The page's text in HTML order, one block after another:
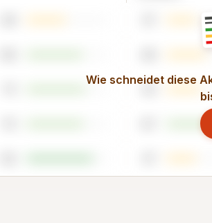
Wie schneidet diese